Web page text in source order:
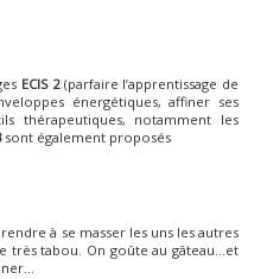
ECIS 2(parfaire l’apprentissage de
énergétiques, affiner ses
thérapeutiques, notamment les
sont également proposés
à se masser les uns les autres
très tabou. On goûte au gâteau…et